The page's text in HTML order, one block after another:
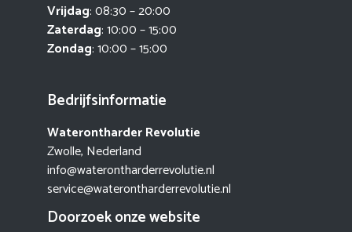
Vrijdag: 08:30 – 20:00
Zaterdag: 10:00 – 15:00
Zondag: 10:00 – 15:00
Bedrijfsinformatie
Waterontharder Revolutie
Zwolle, Nederland
info@waterontharderrevolutie.nl
service@waterontharderrevolutie.nl
Doorzoek onze website